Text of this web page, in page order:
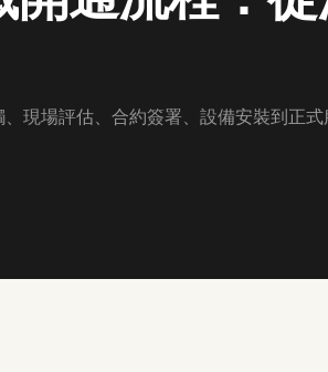
現場評估、合約簽署、設備安裝到正式